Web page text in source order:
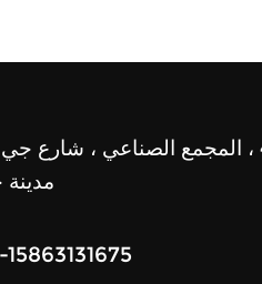
رقم 10-4 ، المجمع الصناعي ، شارع
مدينة